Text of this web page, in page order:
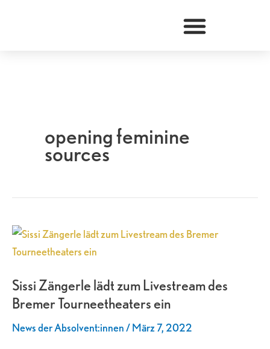
opening feminine
sources
Sissi Zängerle lädt zum Livestream des
Bremer Tourneetheaters ein
News der Absolvent:innen/März 7, 2022
Sissi
Zängerle
zum
Livestream
des